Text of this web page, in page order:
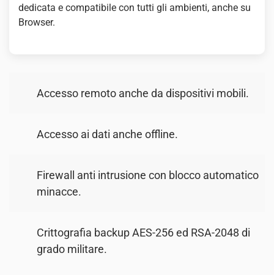
dedicata e compatibile con tutti gli ambienti, anche su
Browser.
Accesso remoto anche da dispositivi mobili.
Accesso ai dati anche offline.
Firewall anti intrusione con blocco automatico
minacce.
Crittografia backup AES-256 ed RSA-2048 di
grado militare.